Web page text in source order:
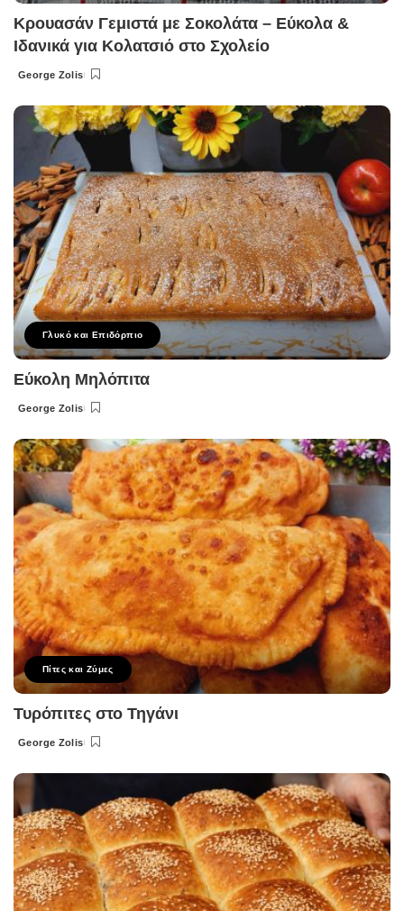
Κρουασάν Γεμιστά με Σοκολάτα – Εύκολα &
Ιδανικά για Κολατσιό στο Σχολείο
Posted
George Zolis
Γλυκό και Επιδόρπιο
Εύκολη Μηλόπιτα
Posted
George Zolis
Πίτες και Ζύμες
Τυρόπιτες στο Τηγάνι
Posted
George Zolis